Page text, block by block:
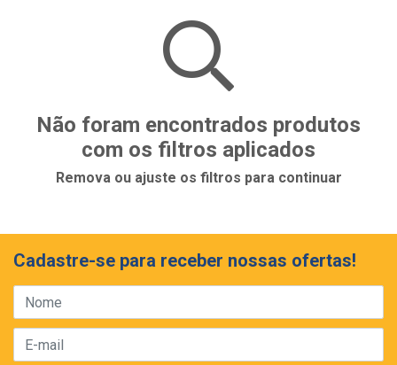
Não foram encontrados produtos
com os filtros aplicados
Remova ou ajuste os filtros para continuar
Cadastre-se para receber nossas ofertas!